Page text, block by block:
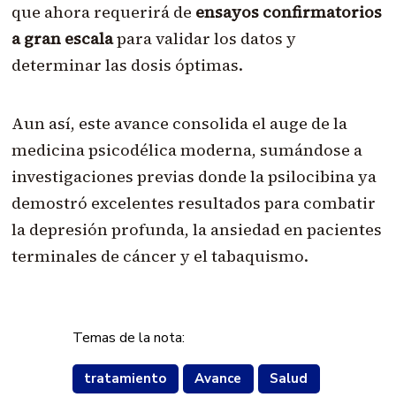
que ahora requerirá de ensayos confirmatorios
a gran escalapara validar los datos y
determinar las dosis óptimas.
Aun así, este avance consolida el auge de la
medicina psicodélica moderna, sumándose a
investigaciones previas donde la psilocibina ya
demostró excelentes resultados para combatir
la depresión profunda, la ansiedad en pacientes
terminales de cáncer y el tabaquismo.
Temas de la nota:
tratamiento Avance Salud